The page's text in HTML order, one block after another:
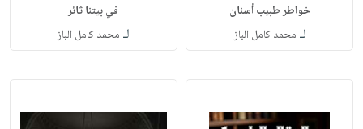
خواطر طبيب أسنان
لـ محمد كامل الباز
في بيتنا ثائر
لـ محمد كامل الباز